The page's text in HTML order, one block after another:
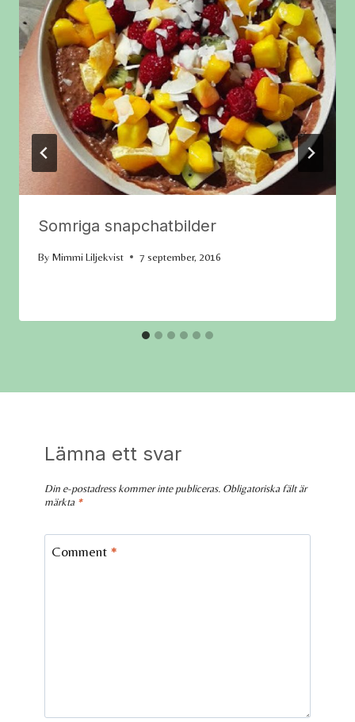
Somriga snapchatbilder
By Mimmi Liljekvist 7 september, 2016
Lämna ett svar
Din e-postadress kommer inte publiceras. Obligatoriska fält är
märkta *
Comment *